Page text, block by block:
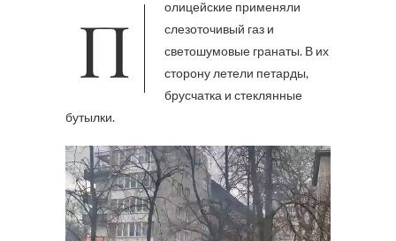
Полицейские применяли
слезоточивый газ и
светошумовые гранаты. В их
сторону летели петарды,
брусчатка и стеклянные
бутылки.